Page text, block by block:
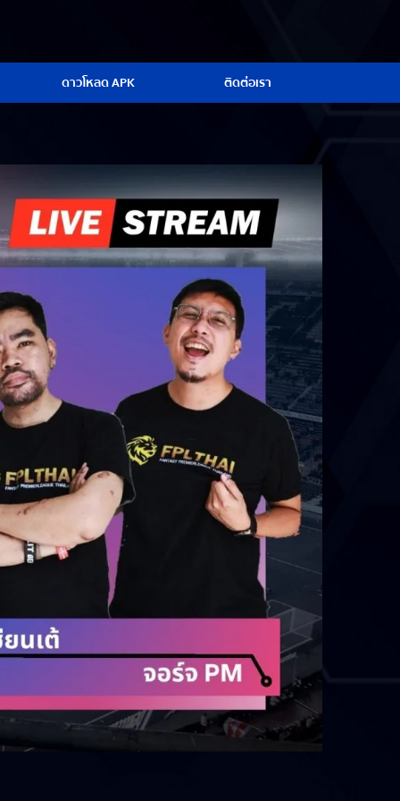
ดาวโหลด APK ติดต่อเรา